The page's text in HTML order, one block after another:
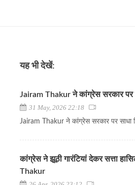
यह भी देखें:
Jairam Thakur ने कांग्रेस सरकार पर
31 May, 2026 22:18
Jairam Thakur ने कांग्रेस सरकार पर साधा
कांग्रेस ने झूठी गारंटियां देकर सत्ता
Thakur